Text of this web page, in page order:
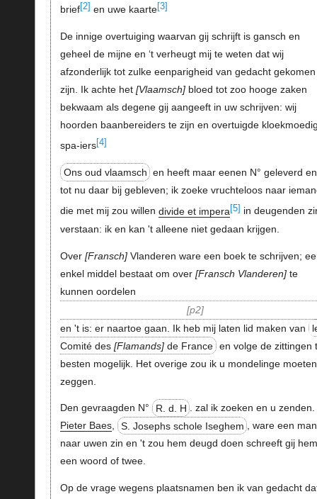
brief[2] en uwe kaarte[3]
De innige overtuiging waarvan gij schrijft is gansch en
geheel de mijne en ‘t verheugt mij te weten dat wij
afzonderlijk tot zulke eenparigheid van gedacht gekomen
zijn. Ik achte het Vlaamsch bloed tot zoo hooge zaken
bekwaam als degene gij aangeeft in uw schrijven: wij
hoorden baanbereiders te zijn en overtuigde
spa-iers[4]
Ons oud vlaamsch en heeft maar eenen N° geleverd
tot nu daar bij gebleven; ik zoeke vruchteloos naar
die met mij zou willen divide et impera [5] in deugenden
verstaan: ik en kan 't alleene niet gedaan krijgen.
Over Fransch Vlanderen ware een boek te schrijven;
enkel middel bestaat om over Fransch Vlanderen te
kunnen oordelen
p2
en 't is: er naartoe gaan. Ik heb mij laten lid maken van
Comité des Flamands de France en volge de zittingen
besten mogelijk. Het overige zou ik u mondelinge moeten
zeggen.
Den gevraagden N° R. d. H . zal ik zoeken en u zenden.
Pieter Baes, S. Josephs schole Iseghem , ware een man
naar uwen zin en 't zou hem deugd doen schreeft gij hem
een woord of twee.
Op de vrage wegens plaatsnamen ben ik van gedacht